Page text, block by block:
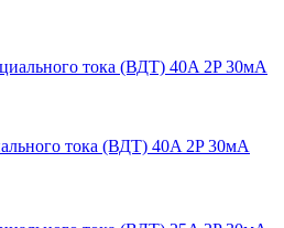
тока (ВДТ) 40A 2P 30мА